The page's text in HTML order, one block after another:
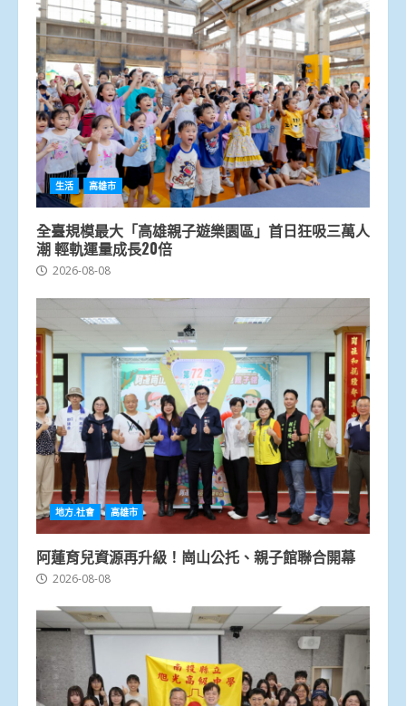
生活 高雄市
全臺規模最大「高雄親子遊樂園區」首日狂吸三萬人
潮 輕軌運量成長20倍
2026-08-08
地方.社會 高雄市
阿蓮育兒資源再升級！崗山公托、親子館聯合開幕
2026-08-08